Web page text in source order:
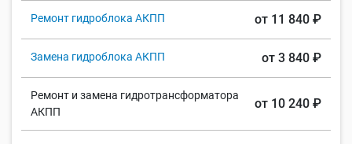
Ремонт гидроблока АКПП от 11 840 ₽
Замена гидроблока АКПП от 3 840 ₽
Ремонт и замена гидротрансформатора
АКПП
от 10 240 ₽